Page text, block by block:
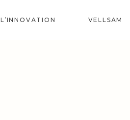
L’INNOVATION VELLSAM